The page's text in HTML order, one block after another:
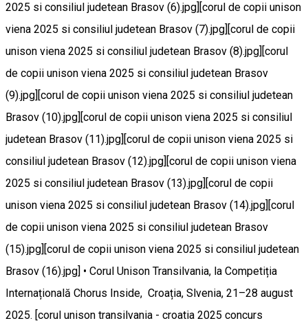
2025 si consiliul judetean Brasov (6).jpg][corul de copii unison
viena 2025 si consiliul judetean Brasov (7).jpg][corul de copii
unison viena 2025 si consiliul judetean Brasov (8).jpg][corul
de copii unison viena 2025 si consiliul judetean Brasov
(9).jpg][corul de copii unison viena 2025 si consiliul judetean
Brasov (10).jpg][corul de copii unison viena 2025 si consiliul
judetean Brasov (11).jpg][corul de copii unison viena 2025 si
consiliul judetean Brasov (12).jpg][corul de copii unison viena
2025 si consiliul judetean Brasov (13).jpg][corul de copii
unison viena 2025 si consiliul judetean Brasov (14).jpg][corul
de copii unison viena 2025 si consiliul judetean Brasov
(15).jpg][corul de copii unison viena 2025 si consiliul judetean
Brasov (16).jpg] • Corul Unison Transilvania, la Competiția
Internațională Chorus Inside, Croația, Slvenia, 21–28 august
2025. [corul unison transilvania - croatia 2025 concurs